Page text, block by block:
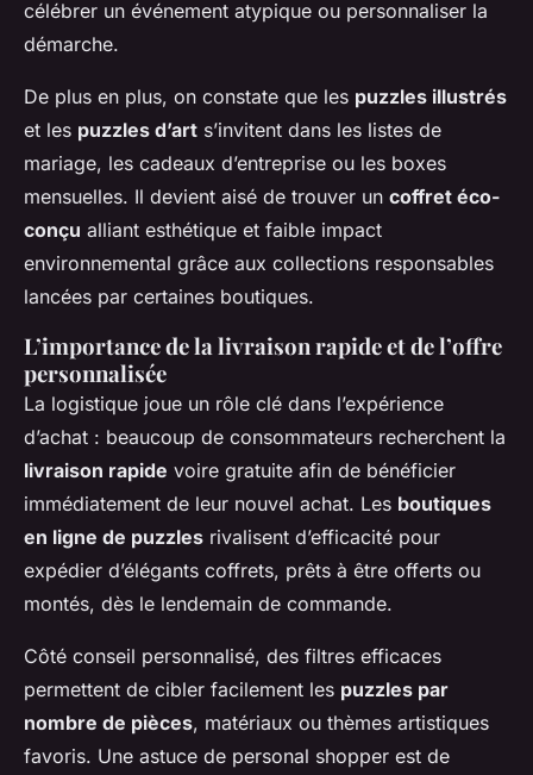
célébrer un événement atypique ou personnaliser la
démarche.
De plus en plus, on constate que les puzzles illustrés
et les puzzles d’art s’invitent dans les listes de
mariage, les cadeaux d’entreprise ou les boxes
mensuelles. Il devient aisé de trouver un coffret éco-
conçu alliant esthétique et faible impact
environnemental grâce aux collections responsables
lancées par certaines boutiques.
L’importance de la livraison rapide et de l’offre
personnalisée
La logistique joue un rôle clé dans l’expérience
d’achat : beaucoup de consommateurs recherchent la
livraison rapide voire gratuite afin de bénéficier
immédiatement de leur nouvel achat. Les boutiques
en ligne de puzzles rivalisent d’efficacité pour
expédier d’élégants coffrets, prêts à être offerts ou
montés, dès le lendemain de commande.
Côté conseil personnalisé, des filtres efficaces
permettent de cibler facilement les puzzles par
nombre de pièces, matériaux ou thèmes artistiques
favoris. Une astuce de personal shopper est de